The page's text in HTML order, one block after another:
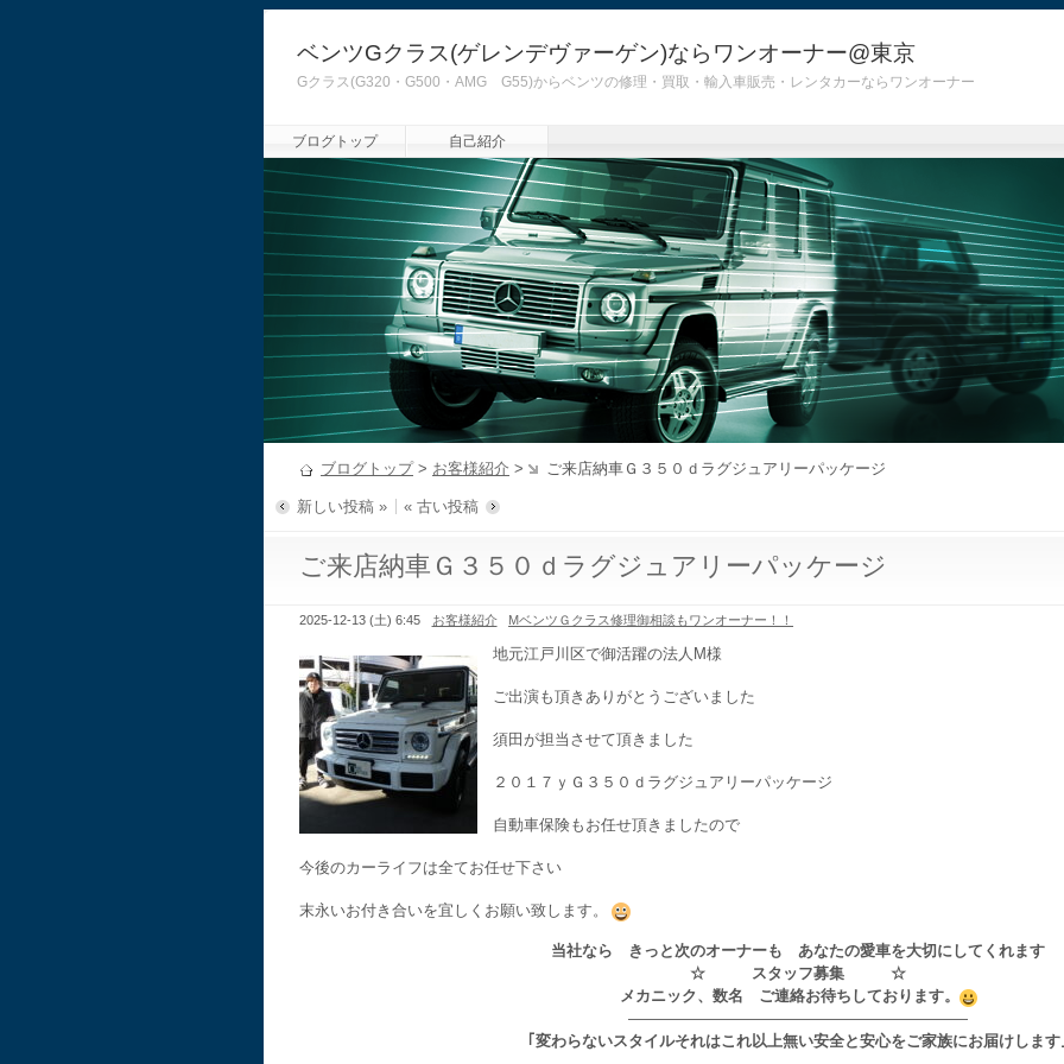
ベンツGクラス(ゲレンデヴァーゲン)ならワンオーナー@東京
Gクラス(G320・G500・AMG G55)からベンツの修理・買取・輸入車販売・レンタカーならワンオーナー
ブログトップ 自己紹介
ブログトップ> お客様紹介 > ご来店納車Ｇ３５０ｄラグジュアリーパッケージ
新しい投稿 » « 古い投稿
ご来店納車Ｇ３５０ｄラグジュアリーパッケージ
2025-12-13 (土) 6:45 お客様紹介 MベンツＧクラス修理御相談もワンオーナー！！
地元江戸川区で御活躍の法人M様
ご出演も頂きありがとうございました
須田が担当させて頂きました
２０１７ｙＧ３５０ｄラグジュアリーパッケージ
自動車保険もお任せ頂きましたので
今後のカーライフは全てお任せ下さい
末永いお付き合いを宜しくお願い致します。
当社なら きっと次のオーナーも あなたの愛車を大切にしてくれます
☆ スタッフ募集 ☆
メカニック、数名 ご連絡お待ちしております。
——————————————————————
｢変わらないスタイルそれはこれ以上無い安全と安心をご家族にお届けします